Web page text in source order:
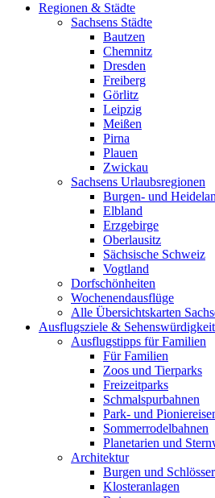
Regionen & Städte
Sachsens Städte
Bautzen
Chemnitz
Dresden
Freiberg
Görlitz
Leipzig
Meißen
Pirna
Plauen
Zwickau
Sachsens Urlaubsregionen
Burgen- und
Elbland
Erzgebirge
Oberlausitz
Sächsische Schweiz
Vogtland
Dorfschönheiten
Wochenendausflüge
Alle Übersichtskarten
Ausflugsziele &
Ausflugstipps für Familien
Für Familien
Zoos und Tierparks
Freizeitparks
Schmalspurbahnen
Park- und
Sommerrodelbahnen
Planetarien und
Architektur
Burgen und Schlösser
Klosteranlagen